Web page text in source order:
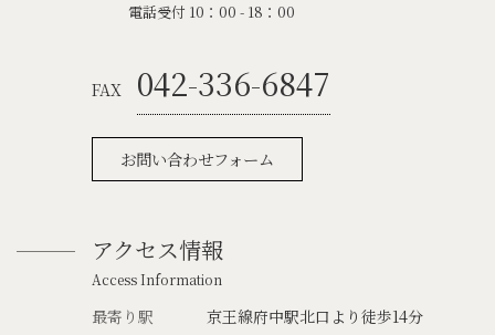
電話受付 10：00 - 18：00
FAX 042-336-6847
お問い合わせフォーム
アクセス情報
Access Information
最寄り駅
京王線府中駅北口より徒歩14分